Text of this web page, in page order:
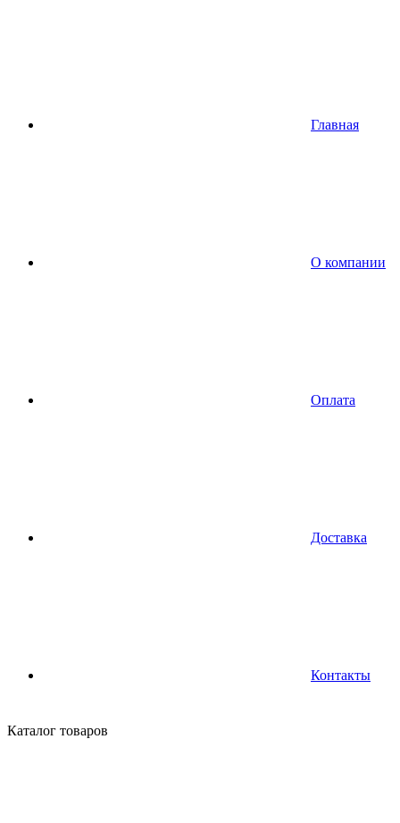
Главная
О компании
Оплата
Доставка
Контакты
Каталог товаров